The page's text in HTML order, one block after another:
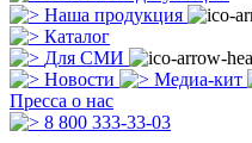
Наша продукция
Каталог
Для СМИ
Новости
Медиа-кит
Пресса о нас
8 800 333-33-03